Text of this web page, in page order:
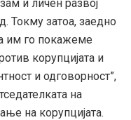
и личен развој
Токму затоа, заедно
им го покажеме
корупцијата и
и одговорност”,
на
на корупцијата.